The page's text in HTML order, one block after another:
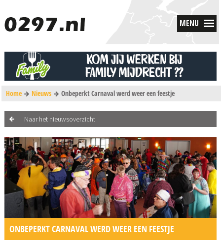
MENU
Home Nieuws Onbeperkt Carnaval werd weer een feestje
Naar het nieuwsoverzicht
ONBEPERKT CARNAVAL WERD WEER EEN FEESTJE